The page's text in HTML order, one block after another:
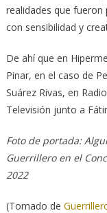
realidades que
con sensibilidad y
De ahí que en
Pinar, en el caso de
Suárez Rivas, en
Televisión junto a
Foto de portada:
Guerrillero en el
2022
(Tomado de